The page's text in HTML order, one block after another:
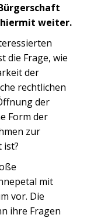
hiermit weiter.
die Frage, wie
der
rechtlichen
der
Form der
zur
ist?
mit
vor. Die
ihre Fragen